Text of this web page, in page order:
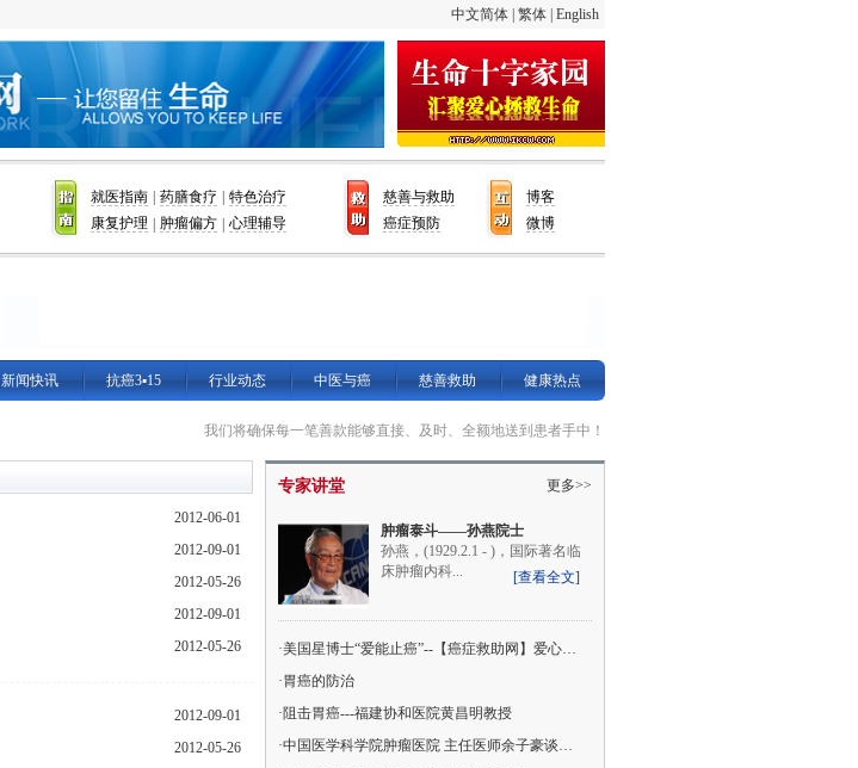
中文简体 繁体 English
就医指南 药膳食疗
特色治疗
康复护理 | 肿瘤偏方 | 心理辅导
慈善与救助
癌症预防
博客
微博
新闻快讯 抗癌3▪15 行业动态 中医与癌 慈善救助 健康热点
我们将确保每一笔善款能够直接、及时、全额地送到患者手中！
2012-06-01
2012-09-01
2012-05-26
2012-09-01
2012-05-26
2012-09-01
2012-05-26
专家讲堂 更多>>
肿瘤泰斗——孙燕院士
孙燕，(1929.2.1 - )，国际著名临
床肿瘤内科...
[查看全文]
美国星博士“爱能止癌”--【癌症救助网】爱心讲堂启动
胃癌的防治
阻击胃癌---福建协和医院黄昌明教授
中国医学科学院肿瘤医院 主任医师余子豪谈癌症治疗